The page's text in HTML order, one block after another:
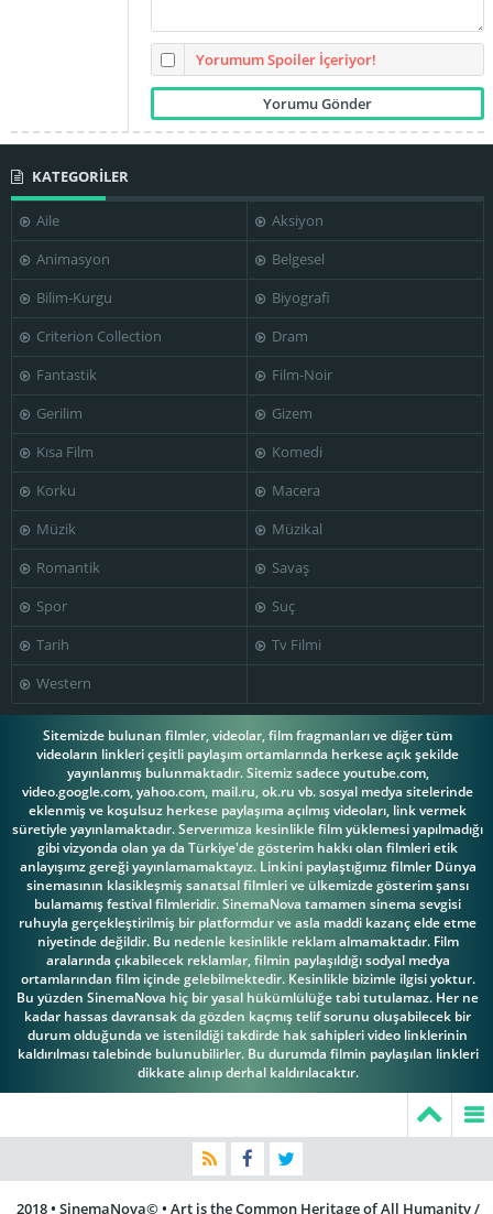
Ethan Coen
Yorumum Spoiler İçeriyor!
KATEGORİLER
Aile
Aksiyon
Animasyon
Belgesel
Bilim-Kurgu
Biyografi
Criterion Collection
Dram
Fantastik
Film-Noir
Gerilim
Gizem
Kısa Film
Komedi
Korku
Macera
Müzik
Müzikal
Romantik
Savaş
Spor
Suç
Tarih
Tv Filmi
Western
Sitemizde bulunan filmler, videolar, film fragmanları ve diğer tüm
videoların linkleri çeşitli paylaşım ortamlarında herkese açık şekilde
yayınlanmış bulunmaktadır. Sitemiz sadece youtube.com,
video.google.com, yahoo.com, mail.ru, ok.ru vb. sosyal medya sitelerinde
eklenmiş ve koşulsuz herkese paylaşıma açılmış videoları, link vermek
süretiyle yayınlamaktadır. Serverımıza kesinlikle film yüklemesi yapılmadığı
gibi vizyonda olan ya da Türkiye'de gösterim hakkı olan filmleri etik
anlayışımz gereği yayınlamamaktayız. Linkini paylaştığımız filmler Dünya
sinemasının klasikleşmiş sanatsal filmleri ve ülkemizde gösterim şansı
bulamamış festival filmleridir. SinemaNova tamamen sinema sevgisi
ruhuyla gerçekleştirilmiş bir platformdur ve asla maddi kazanç elde etme
niyetinde değildir. Bu nedenle kesinlikle reklam almamaktadır. Film
aralarında çıkabilecek reklamlar, filmin paylaşıldığı sodyal medya
ortamlarından film içinde gelebilmektedir. Kesinlikle bizimle ilgisi yoktur.
Bu yüzden SinemaNova hiç bir yasal hükümlülüğe tabi tutulamaz. Her ne
kadar hassas davransak da gözden kaçmış telif sorunu oluşabilecek bir
durum olduğunda ve istenildiği takdirde hak sahipleri video linklerinin
kaldırılması talebinde bulunubilirler. Bu durumda filmin paylaşılan linkleri
dikkate alınıp derhal kaldırılacaktır.
2018 • SinemaNova© • Art is the Common Heritage of All Humanity /